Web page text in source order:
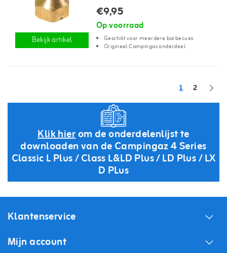
Bekijk artikel
€9,95
Op voorraad
Geschikt voor meerdere barbecues
Origineel Campingaz onderdeel
1 2
Klik hierom de onderdelenlijst te
downloaden van de Campingaz 4 Series
Classic L Plus / Class L&LD Plus / LD Plus / LX
D PLus
Klantenservice
Mijn account